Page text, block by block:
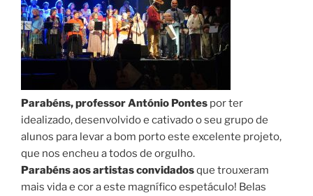
Parabéns, professor António Pontes por ter
idealizado, desenvolvido e cativado o seu grupo de
alunos para levar a bom porto este excelente projeto,
que nos encheu a todos de orgulho.
Parabéns aos artistas convidadosque trouxeram
mais vida e cor a este magnífico espetáculo! Belas